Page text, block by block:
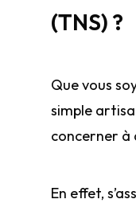
(TNS) ?
Que vous
simple
concerner à
En effet,